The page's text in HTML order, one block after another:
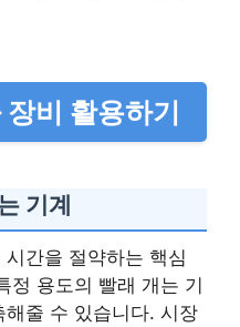
비 활용하기
기계
간을 절약하는 핵심
정 용도의 빨래 개는 기
줄 수 있습니다. 시장